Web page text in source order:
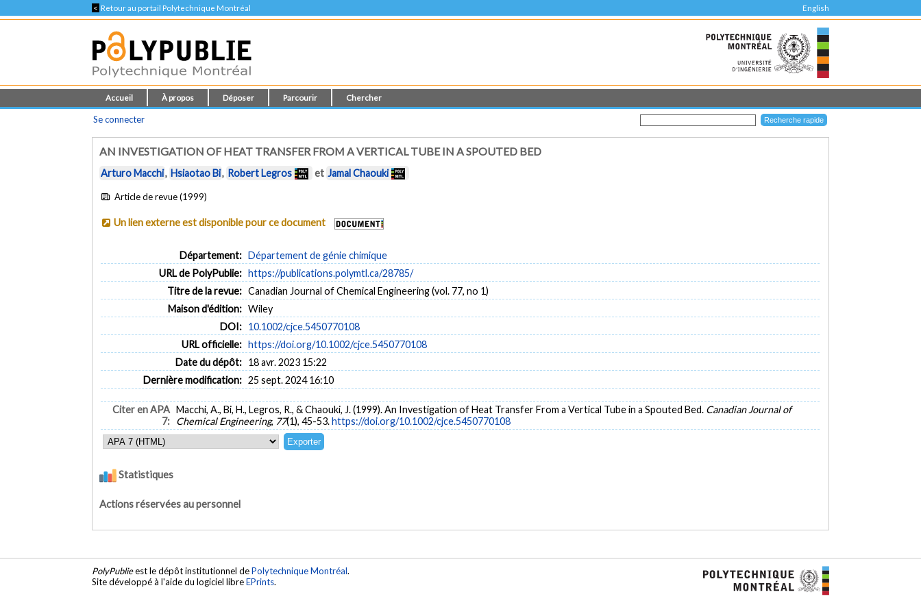
< Retour au portail Polytechnique Montréal English
Accueil À propos Déposer Parcourir Chercher
Se connecter
AN INVESTIGATION OF HEAT TRANSFER FROM A VERTICAL TUBE IN A SPOUTED BED
Arturo Macchi, Hsiaotao Bi, Robert Legros et Jamal Chaouki
Article de revue (1999)
Un lien externe est disponible pour ce document
Département: Département de génie chimique
URL de PolyPublie: https://publications.polymtl.ca/28785/
Titre de la revue: Canadian Journal of Chemical Engineering (vol. 77, no 1)
Maison d'édition: Wiley
DOI: 10.1002/cjce.5450770108
URL officielle: https://doi.org/10.1002/cjce.5450770108
Date du dépôt: 18 avr. 2023 15:22
Dernière modification: 25 sept. 2024 16:10
Citer en APA
7:
Macchi, A., Bi, H., Legros, R., & Chaouki, J. (1999). An Investigation of Heat Transfer From a Vertical Tube in a Spouted Bed. Canadian Journal of
Chemical Engineering, 77(1), 45-53.https://doi.org/10.1002/cjce.5450770108
Statistiques
Actions réservées au personnel
PolyPublieest le dépôt institutionnel dePolytechnique Montréal.
Site développé à l'aide du logiciel libreEPrints.